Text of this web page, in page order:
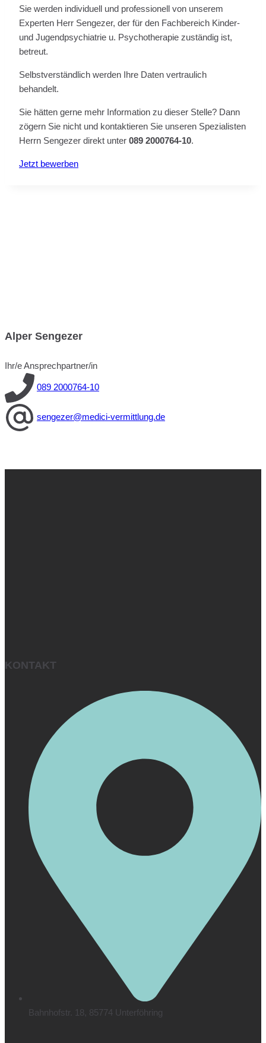
Sie werden individuell und professionell von unserem
Experten Herr Sengezer, der für den Fachbereich Kinder-
und Jugendpsychiatrie u. Psychotherapie zuständig ist,
betreut.
Selbstverständlich werden Ihre Daten vertraulich
behandelt.
Sie hätten gerne mehr Information zu dieser Stelle? Dann
zögern Sie nicht und kontaktieren Sie unseren Spezialisten
Herrn Sengezer direkt unter 089 2000764-10.
Jetzt bewerben
Alper Sengezer
Ihr/e Ansprechpartner/in
089 2000764-10
sengezer@medici-vermittlung.de
KONTAKT
Bahnhofstr. 18, 85774 Unterföhring